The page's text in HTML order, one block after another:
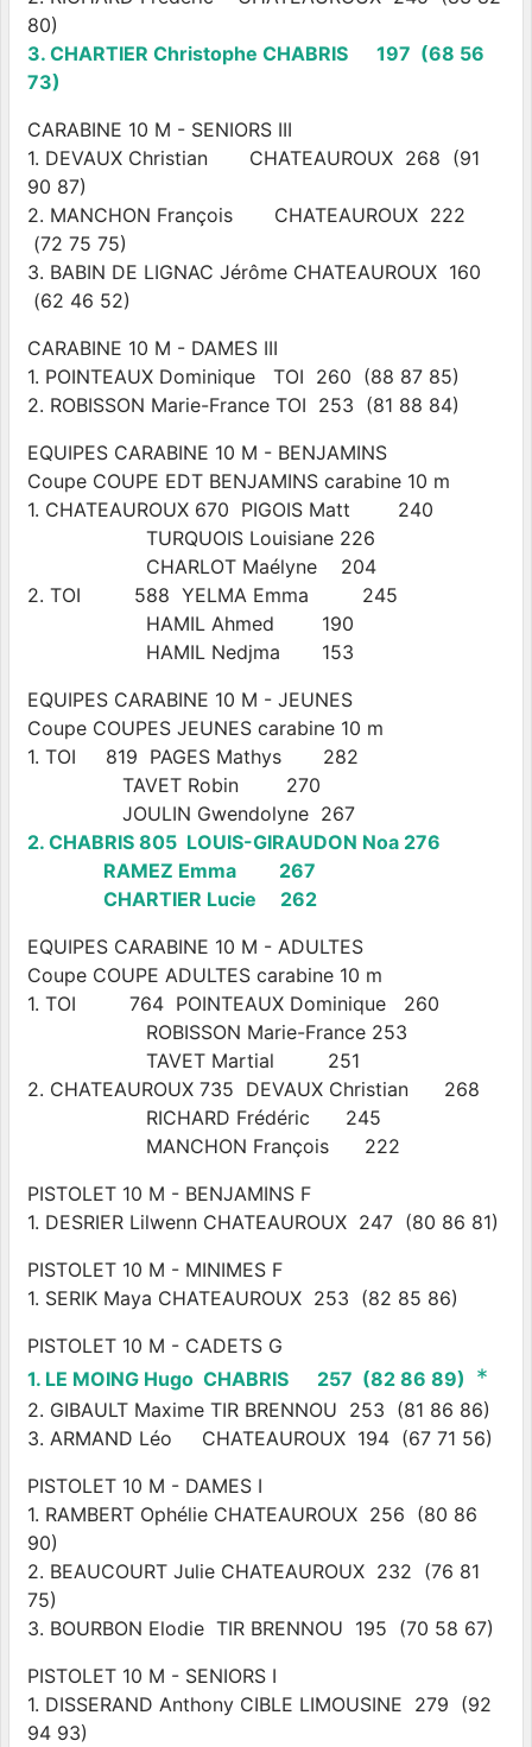
80)
3. CHARTIER Christophe CHABRIS 197 (68 56
73)
CARABINE 10 M - SENIORS III
1. DEVAUX Christian CHATEAUROUX 268 (91
90 87)
2. MANCHON François CHATEAUROUX 222
(72 75 75)
3. BABIN DE LIGNAC Jérôme CHATEAUROUX 160
(62 46 52)
CARABINE 10 M - DAMES III
1. POINTEAUX Dominique TOI 260 (88 87 85)
2. ROBISSON Marie-France TOI 253 (81 88 84)
EQUIPES CARABINE 10 M - BENJAMINS
Coupe COUPE EDT BENJAMINS carabine 10 m
1. CHATEAUROUX 670 PIGOIS Matt 240
TURQUOIS Louisiane 226
CHARLOT Maélyne 204
2. TOI 588 YELMA Emma 245
HAMIL Ahmed 190
HAMIL Nedjma 153
EQUIPES CARABINE 10 M - JEUNES
Coupe COUPES JEUNES carabine 10 m
1. TOI 819 PAGES Mathys 282
TAVET Robin 270
JOULIN Gwendolyne 267
2. CHABRIS 805 LOUIS-GIRAUDON Noa 276
RAMEZ Emma 267
CHARTIER Lucie 262
EQUIPES CARABINE 10 M - ADULTES
Coupe COUPE ADULTES carabine 10 m
1. TOI 764 POINTEAUX Dominique 260
ROBISSON Marie-France 253
TAVET Martial 251
2. CHATEAUROUX 735 DEVAUX Christian 268
RICHARD Frédéric 245
MANCHON François 222
PISTOLET 10 M - BENJAMINS F
1. DESRIER Lilwenn CHATEAUROUX 247 (80 86 81)
PISTOLET 10 M - MINIMES F
1. SERIK Maya CHATEAUROUX 253 (82 85 86)
PISTOLET 10 M - CADETS G
1. LE MOING Hugo CHABRIS 257 (82 86 89) *
2. GIBAULT Maxime TIR BRENNOU 253 (81 86 86)
3. ARMAND Léo CHATEAUROUX 194 (67 71 56)
PISTOLET 10 M - DAMES I
1. RAMBERT Ophélie CHATEAUROUX 256 (80 86
90)
2. BEAUCOURT Julie CHATEAUROUX 232 (76 81
75)
3. BOURBON Elodie TIR BRENNOU 195 (70 58 67)
PISTOLET 10 M - SENIORS I
1. DISSERAND Anthony CIBLE LIMOUSINE 279 (92
94 93)